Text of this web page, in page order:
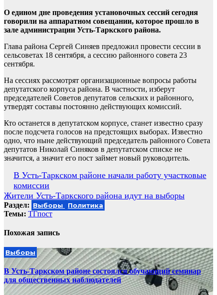
О едином дне проведения установочных сессий сегодня
говорили на аппаратном совещании, которое прошло в
зале администрации Усть-Таркского района.
Глава района Сергей Синяев предложил провести сессии в
сельсоветах 18 сентября, а сессию районного совета 23
сентября.
На сессиях рассмотрят организационные вопросы работы
депутатского корпуса района. В частности, изберут
председателей Советов депутатов сельских и районного,
утвердят составы постоянно действующих комиссий.
Кто останется в депутатском корпусе, станет известно сразу
после подсчета голосов на предстоящих выборах. Известно
одно, что ныне действующий председатель районного Совета
депутатов Николай Синяков в депутатском списке не
значится, а значит его пост займет новый руководитель.
Навигация
по
записям
В Усть-Таркском районе начали работу участковые
комиссии
Жители Усть-Таркского района идут на выборы
Раздел: Выборы Политика
Темы: ТГпост
Похожая запись
Выборы
В Усть-Таркском районе состоялся обучающий семинар
для общественных наблюдателей